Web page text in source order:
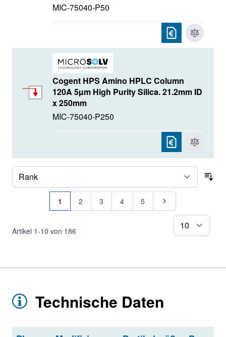
MIC-75040-P50
Cogent HPS Amino HPLC Column
120A 5µm High Purity Silica. 21.2mm ID
x 250mm
MIC-75040-P250
Artikel 1-10 von 186
Seite
Sie lesen gerade Seite
1 Seite
2 Seite
3 Seite
4 Seite
5 Seite
Technische Daten